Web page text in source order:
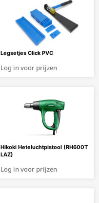
Legsetjes Click PVC
Log in voor prijzen
Hikoki Heteluchtpistool (RH600T
LAZ)
Log in voor prijzen